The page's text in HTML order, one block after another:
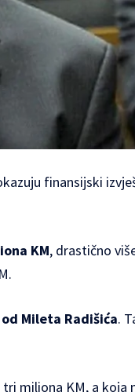
finansijski
KM, drastično
Mileta Radišića.
tri miliona KM, a koja